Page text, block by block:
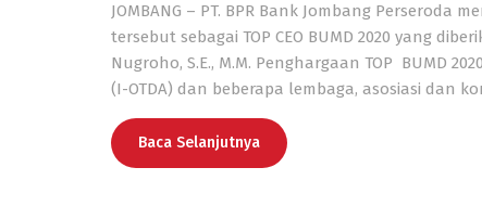
JOMBANG – PT. BPR Bank Jombang Perseroda
tersebut sebagai TOP CEO BUMD 2020 yang
Nugroho, S.E., M.M. Penghargaan TOP BUMD
(I-OTDA) dan beberapa lembaga, asosiasi dan
Baca Selanjutnya